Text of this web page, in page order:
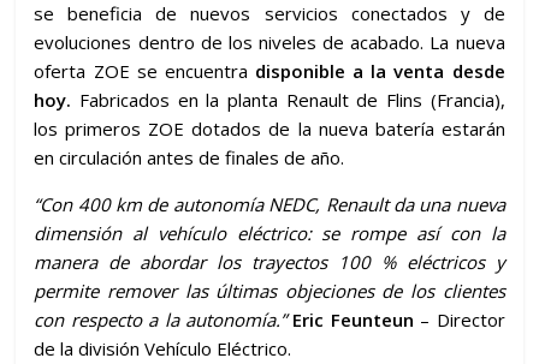
se beneficia de nuevos servicios conectados y de
evoluciones dentro de los niveles de acabado. La nueva
oferta ZOE se encuentra disponible a la venta desde
hoy. Fabricados en la planta Renault de Flins (Francia),
los primeros ZOE dotados de la nueva batería estarán
en circulación antes de finales de año.
“Con 400 km de autonomía NEDC, Renault da una nueva
dimensión al vehículo eléctrico: se rompe así con la
manera de abordar los trayectos 100 % eléctricos y
permite remover las últimas objeciones de los clientes
con respecto a la autonomía.” Eric Feunteun – Director
de la división Vehículo Eléctrico.